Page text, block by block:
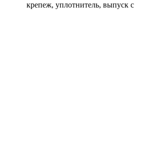
уплотнитель, выпуск с